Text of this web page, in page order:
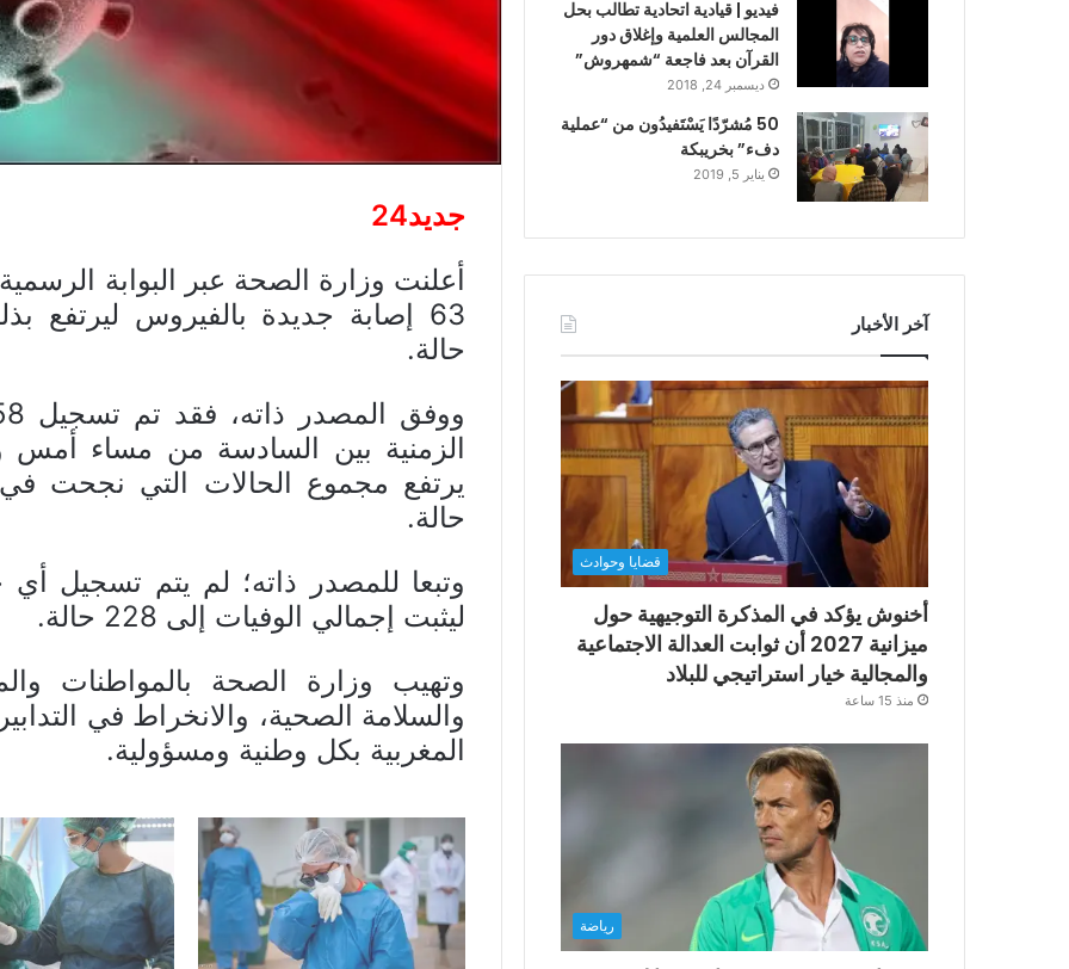
جديد24
أعلنت وزارة الصحة عبر البوابة
حالة.
الزمنية بين السادسة من مساء أمس
حالة.
وتبعا للمصدر ذاته؛ لم يتم تسجيل
ليثبت إجمالي الوفيات إلى 228 حالة.
وتهيب وزارة الصحة بالمواطنات
والسلامة الصحية، والانخراط في
المغربية بكل وطنية ومسؤولية.
فيديو | قيادية اتحادية تطالب بحل
المجالس العلمية وإغلاق دور
القرآن بعد فاجعة “شمهروش”
ديسمبر 24, 2018
50 مُشرّدًا يَسْتَفيدُون من “عملية
دفء” بخريبكة
يناير 5, 2019
آخر الأخبار
قضايا وحوادث
أخنوش يؤكد في المذكرة التوجيهية حول
ميزانية 2027 أن ثوابت العدالة الاجتماعية
والمجالية خيار استراتيجي للبلاد
منذ 15 ساعة
رياضة